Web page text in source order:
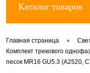
Каталог товаров
Главная страница •
Комплект трекового
песок MR16 GU5.3 (A2520,